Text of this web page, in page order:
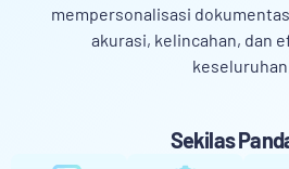
mempersonalisasi
akurasi, kelincahan, dan
keseluruhan.
Sekilas